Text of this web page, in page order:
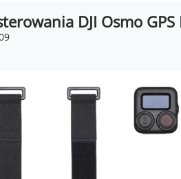
DJI Osmo